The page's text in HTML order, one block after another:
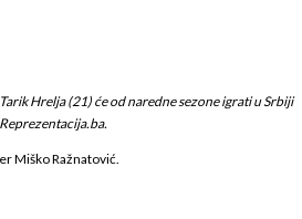
Hrelja (21) će od naredne sezone igrati u Srbiji
Miško Ražnatović.